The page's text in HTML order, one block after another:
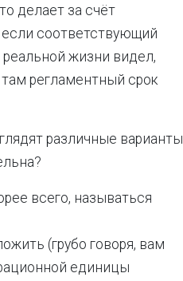
делает за счёт
соответствующий
жизни видел,
регламентный срок
различные варианты
всего, называться
(грубо говоря, вам
единицы